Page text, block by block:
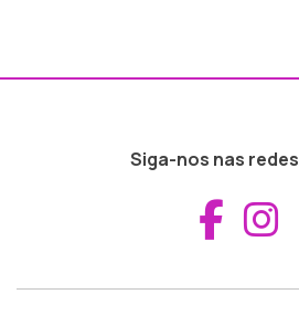
Siga-nos nas